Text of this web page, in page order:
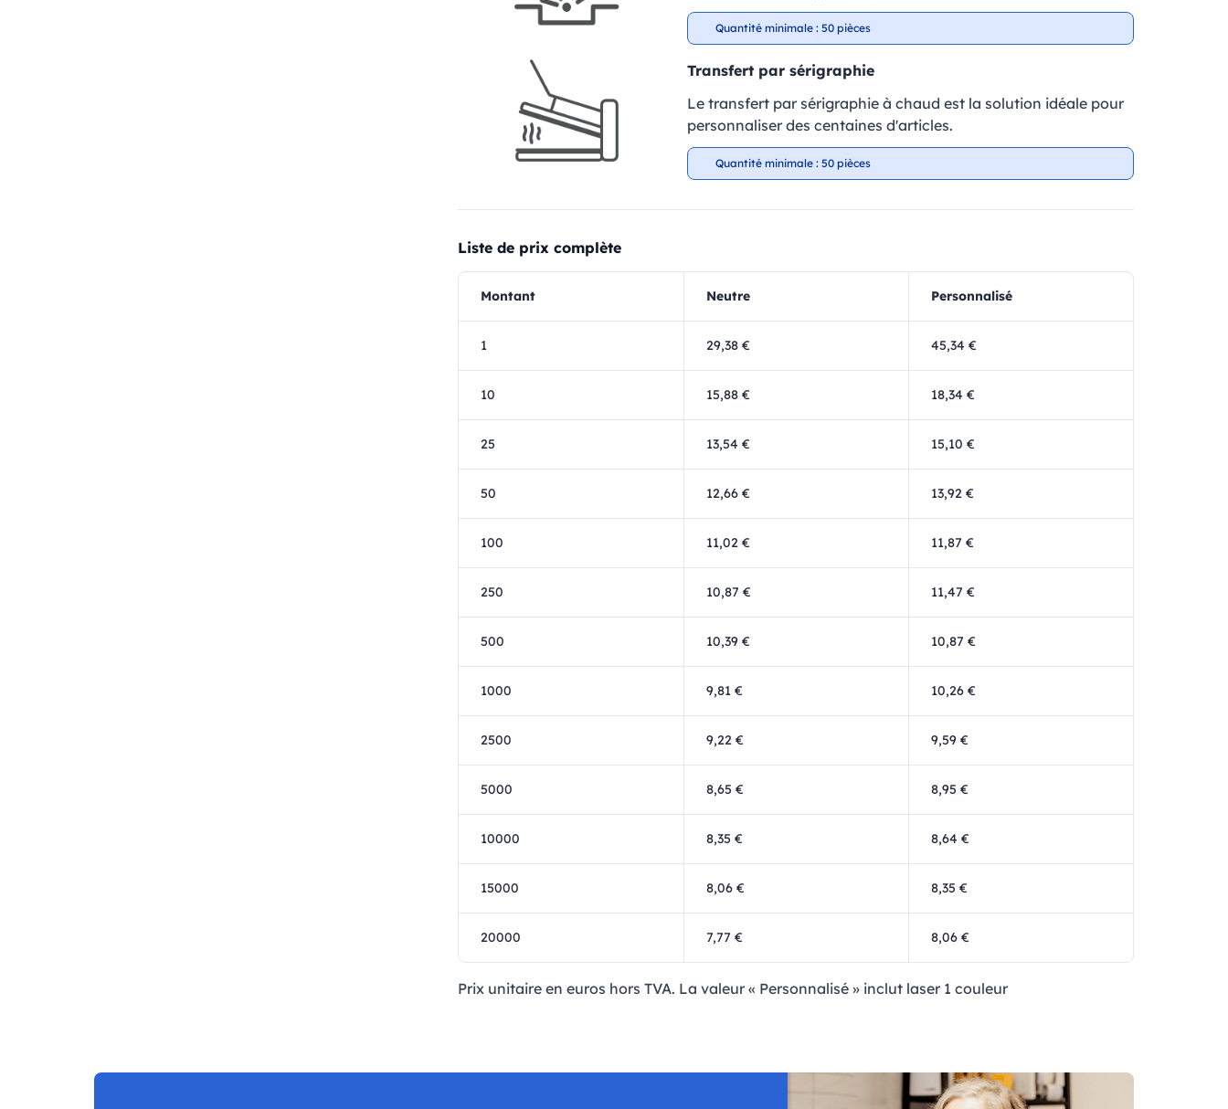
Quantité minimale : 50 pièces
Transfert par sérigraphie
Le transfert par sérigraphie à chaud est la solution idéale pour
personnaliser des centaines d'articles.
Quantité minimale : 50 pièces
Liste de prix complète
Montant Neutre Personnalisé
1 29,38 € 45,34 €
10 15,88 € 18,34 €
25 13,54 € 15,10 €
50 12,66 € 13,92 €
100 11,02 € 11,87 €
250 10,87 € 11,47 €
500 10,39 € 10,87 €
1000 9,81 € 10,26 €
2500 9,22 € 9,59 €
5000 8,65 € 8,95 €
10000 8,35 € 8,64 €
15000 8,06 € 8,35 €
20000 7,77 € 8,06 €
Prix ​​unitaire en euros hors TVA. La valeur « Personnalisé » inclut laser 1 couleur